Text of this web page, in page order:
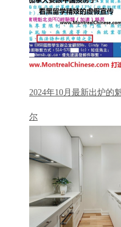
2024年10月最新出炉的
尔